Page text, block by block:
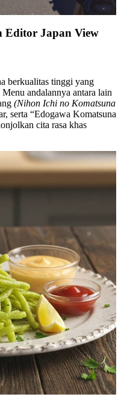
Editor Japan View
berkualitas tinggi yang
andalannya antara lain
(Nihon Ichi no Komatsuna
serta “Edogawa Komatsuna
cita rasa khas